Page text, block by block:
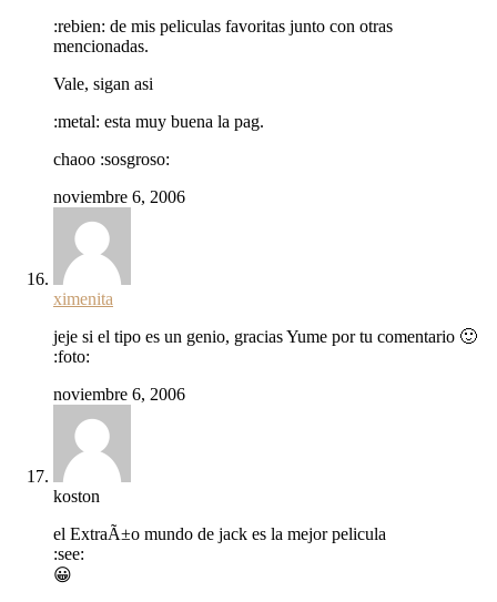
:rebien: de mis peliculas favoritas junto con otras
mencionadas.
Vale, sigan asi
:metal: esta muy buena la pag.
chaoo :sosgroso:
noviembre 6, 2006
ximenita
jeje si el tipo es un genio, gracias Yume por tu comentario 🙂
:foto:
noviembre 6, 2006
koston
el ExtraÃ±o mundo de jack es la mejor pelicula
:see:
😀